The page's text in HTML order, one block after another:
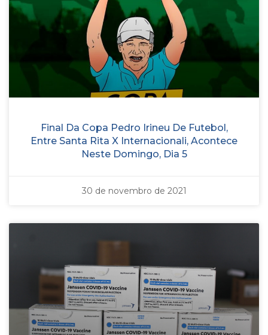
Final Da Copa Pedro Irineu De Futebol,
Entre Santa Rita X Internacionali, Acontece
Neste Domingo, Dia 5
30 de novembro de 2021